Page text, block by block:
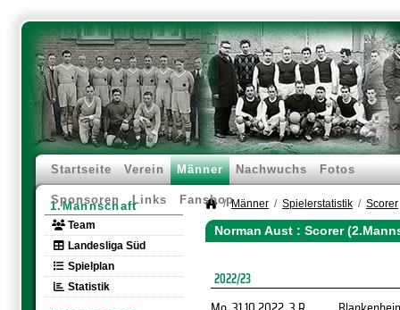
Startseite Verein Männer Nachwuchs Fotos
Sponsoren Links Fanshop
1.Mannschaft
Team
Landesliga Süd
Spielplan
Statistik
Männer Spielerstatistik Scorer
Norman Aust : Scorer
2022/23